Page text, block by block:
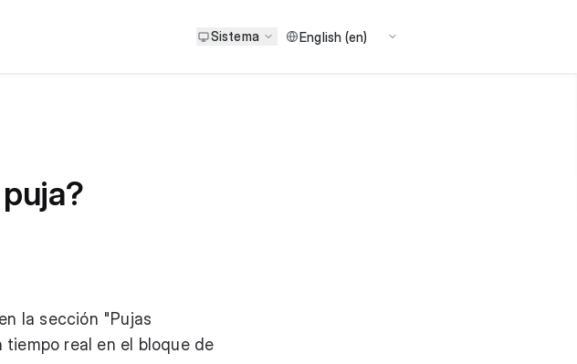
Sistema
la sección "Pujas
real en el bloque de